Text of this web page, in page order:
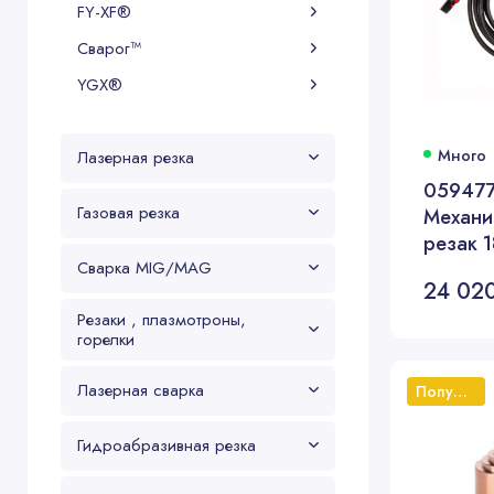
FY-XF®
Сварог™
YGX®
Лазерная резка
Газовая резка
Сварка MIG/MAG
Резаки , плазмотроны,
горелки
Лазерная сварка
Гидроабразивная резка
Много
резак
24
Популярный